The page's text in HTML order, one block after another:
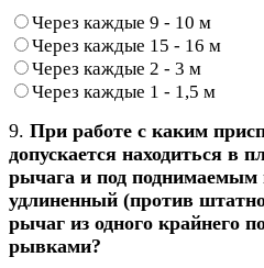
Через каждые 9 - 10 м
Через каждые 15 - 16 м
Через каждые 2 - 3 м
Через каждые 1 - 1,5 м
9. При работе с каким
допускается находиться в
рычага и под поднимаемым
удлиненный (против
рычаг из одного крайнего
рывками?